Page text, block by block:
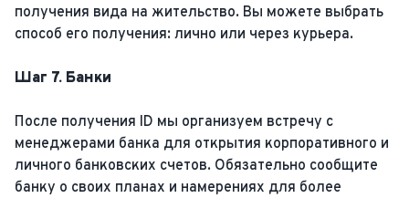
получения вида на жительство. Вы можете выбрать
способ его получения: лично или через курьера.
Шаг 7. Банки
После получения ID мы организуем встречу с
менеджерами банка для открытия корпоративного и
личного банковских счетов. Обязательно сообщите
банку о своих планах и намерениях для более